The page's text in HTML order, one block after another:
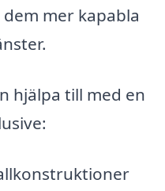
mer kapabla
hjälpa till med en